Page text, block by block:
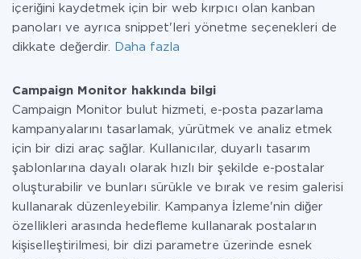
içeriğini kaydetmek için bir web kırpıcı olan kanban
panoları ve ayrıca snippet'leri yönetme seçenekleri de
dikkate değerdir.
Daha fazla
Campaign Monitor hakkında bilgi
Campaign Monitor bulut hizmeti, e-posta pazarlama
kampanyalarını tasarlamak, yürütmek ve analiz etmek
için bir dizi araç sağlar. Kullanıcılar, duyarlı tasarım
şablonlarına dayalı olarak hızlı bir şekilde e-postalar
oluşturabilir ve bunları sürükle ve bırak ve resim galerisi
kullanarak düzenleyebilir. Kampanya İzleme'nin diğer
özellikleri arasında hedefleme kullanarak postaların
kişiselleştirilmesi, bir dizi parametre üzerinde esnek